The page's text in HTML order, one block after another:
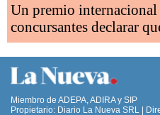
Un premio
concursantes declarar
Miembro de ADEPA, ADIRA y SIP
Propietario: Diario La Nueva SRL |